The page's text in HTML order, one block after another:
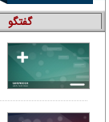
گفتگو